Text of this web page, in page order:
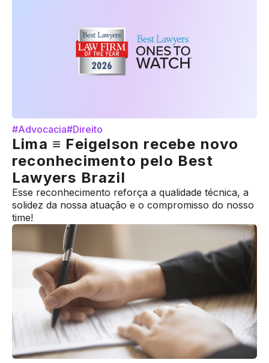
#Advocacia#Direito
Lima ≡ Feigelson recebe novo
reconhecimento pelo Best
Lawyers Brazil
Esse reconhecimento reforça a qualidade técnica, a
solidez da nossa atuação e o compromisso do nosso
time!